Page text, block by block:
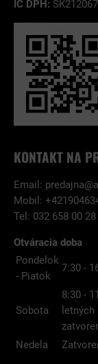
IČ DPH:
KONTAKT NA
Email:
Mobil:
Tel: 032 658 00 28
Otváracia doba
Pondelok
- Piatok
7:30 -
Sobota
8:30 -
Nedela